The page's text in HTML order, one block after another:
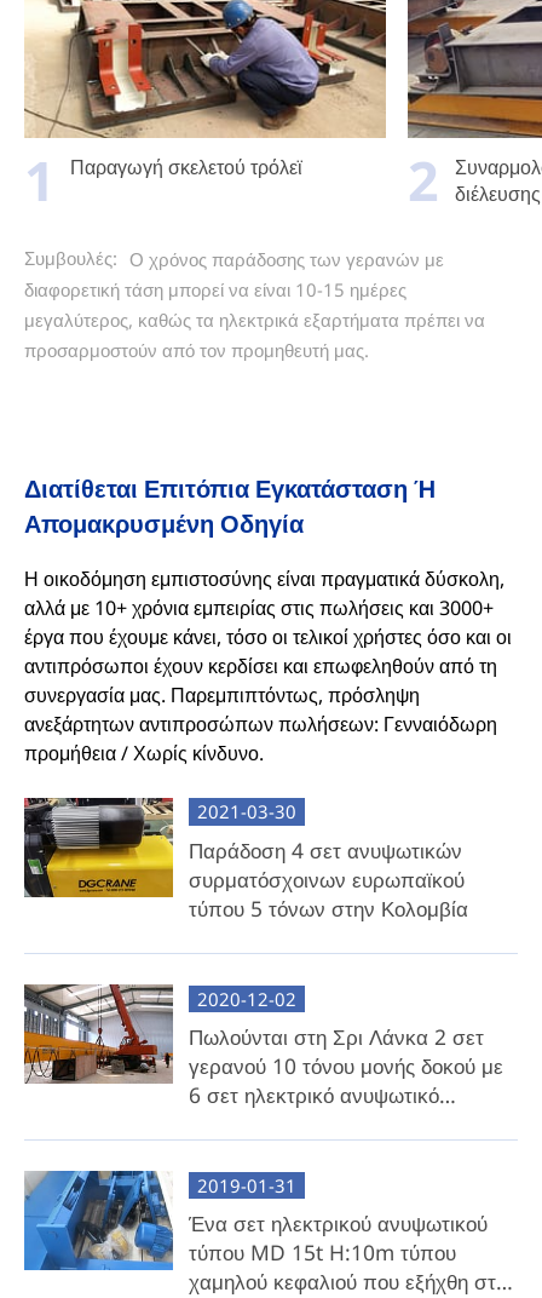
1 Παραγωγή σκελετού τρόλεϊ 2
διέλευσης
Συμβουλές: Ο χρόνος παράδοσης των γερανών με
διαφορετική τάση μπορεί να είναι 10-15 ημέρες
μεγαλύτερος, καθώς τα ηλεκτρικά εξαρτήματα πρέπει να
προσαρμοστούν από τον προμηθευτή μας.
Διατίθεται Επιτόπια Εγκατάσταση Ή
Απομακρυσμένη Οδηγία
Η οικοδόμηση εμπιστοσύνης είναι πραγματικά δύσκολη,
αλλά με 10+ χρόνια εμπειρίας στις πωλήσεις και 3000+
έργα που έχουμε κάνει, τόσο οι τελικοί χρήστες όσο και οι
αντιπρόσωποι έχουν κερδίσει και επωφεληθούν από τη
συνεργασία μας. Παρεμπιπτόντως, πρόσληψη
ανεξάρτητων αντιπροσώπων πωλήσεων: Γενναιόδωρη
προμήθεια / Χωρίς κίνδυνο.
2021-03-30
Παράδοση 4 σετ ανυψωτικών
συρματόσχοινων ευρωπαϊκού
τύπου 5 τόνων στην Κολομβία
2020-12-02
Πωλούνται στη Σρι Λάνκα 2 σετ
γερανού 10 τόνου μονής δοκού με
6 σετ ηλεκτρικό ανυψωτικό
2019-01-31
Ένα σετ ηλεκτρικού ανυψωτικού
τύπου MD 15t H:10m τύπου
χαμηλού κεφαλιού που εξήχθη στη